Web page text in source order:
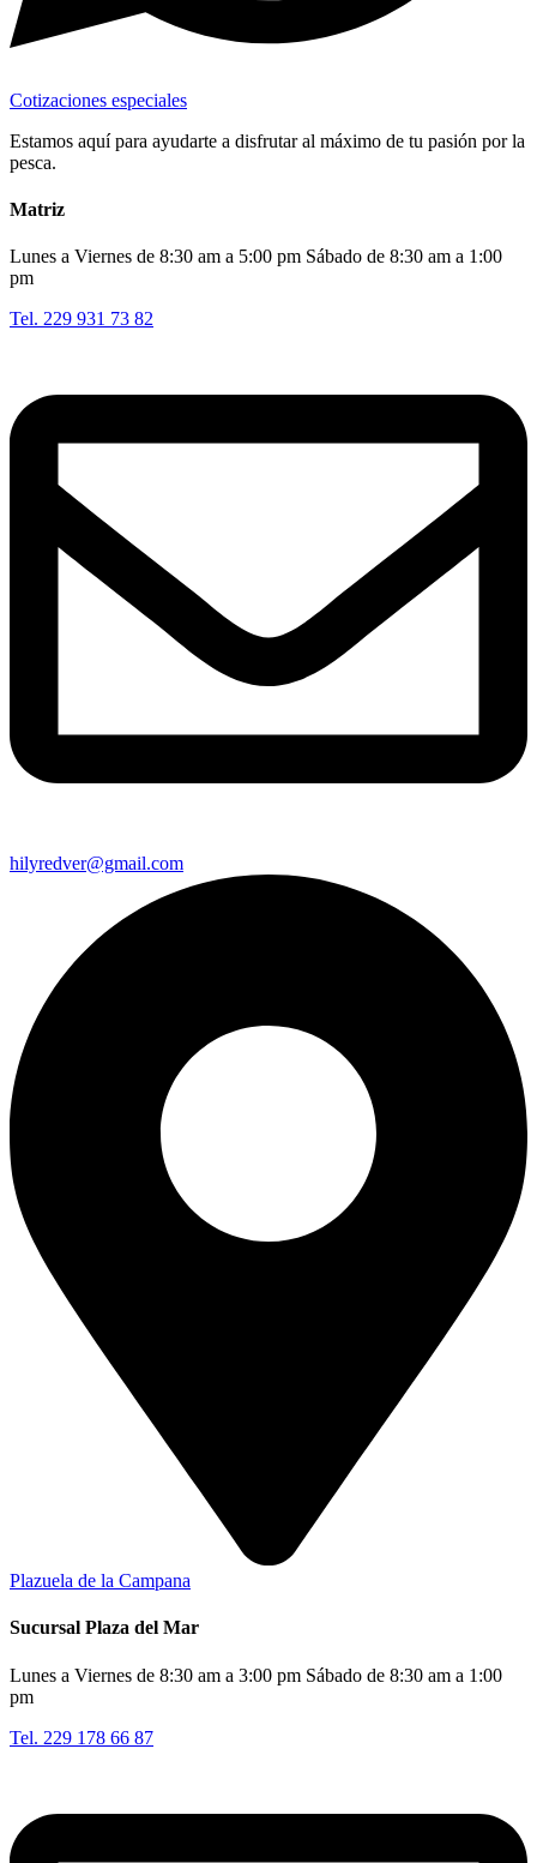
Cotizaciones especiales
Estamos aquí para ayudarte a disfrutar al máximo de tu pasión por la
pesca.
Matriz
Lunes a Viernes de 8:30 am a 5:00 pm Sábado de 8:30 am a 1:00
pm
Tel. 229 931 73 82
hilyredver@gmail.com
Plazuela de la Campana
Sucursal Plaza del Mar
Lunes a Viernes de 8:30 am a 3:00 pm Sábado de 8:30 am a 1:00
pm
Tel. 229 178 66 87